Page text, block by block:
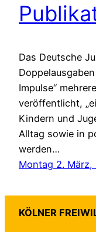
Das Deutsche
Impulse“
veröffentlicht,
Kindern und
Alltag sowie in
werden…
Montag 2. März,
KÖLNER